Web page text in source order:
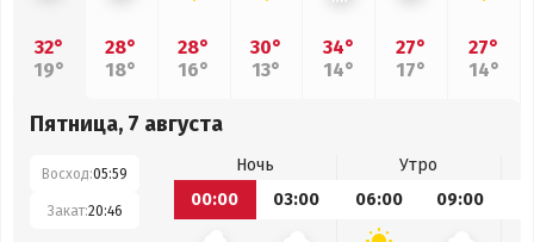
32°
19°
28°
18°
28°
16°
30°
13°
34°
14°
27°
17°
27°
14°
Пятница, 7 августа
Восход:05:59
Закат:20:46
Ночь
Утро
00:00
03:00 06:00 09:00